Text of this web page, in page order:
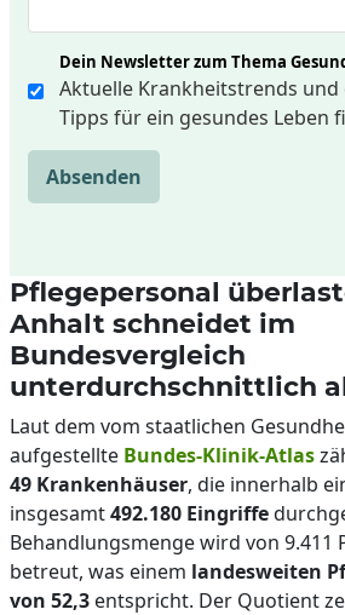
Dein Newsletter zum Thema
Aktuelle Krankheitstrends
Tipps für ein gesundes Leben
Absenden
Pflegepersonal
Anhalt schneidet im
Bundesvergleich
unterdurchschnittlich
Laut dem vom staatlichen
aufgestellte Bundes-Klinik-Atlas
49 Krankenhäuser, die innerhalb
insgesamt492.180 Eingriffe
Behandlungsmenge wird von 9.411
betreut, was einem landesweiten
von 52,3 entspricht. Der Quotient